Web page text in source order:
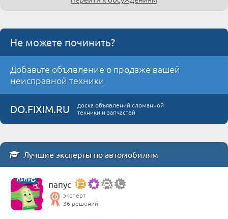
Не можете починить?
Добавьте объявление о продаже вашей
неисправной техники
DO.FIXIM.RU
доска объявлений сломанной
техники и запчастей
Лучшие эксперты по автомобилям
папус
эксперт
36 решений